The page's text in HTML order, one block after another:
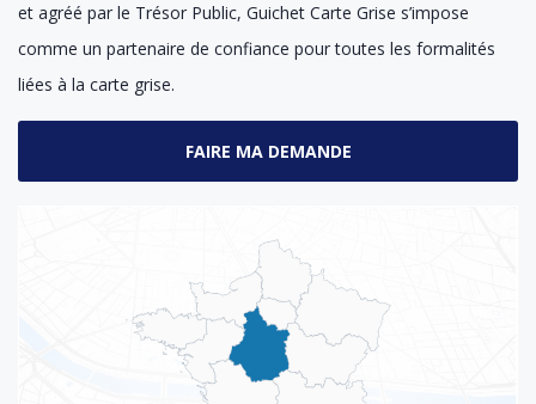
et agréé par le Trésor Public, Guichet Carte Grise s’impose
comme un partenaire de confiance pour toutes les formalités
liées à la carte grise.
FAIRE MA DEMANDE